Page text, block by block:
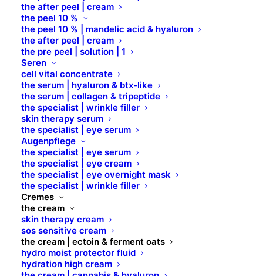
the after peel | cream
the peel 10 %
the peel 10 % | mandelic acid & hyaluron
the after peel | cream
the pre peel | solution | 1
Seren
cell vital concentrate
the serum | hyaluron & btx-like
the serum | collagen & tripeptide
the specialist | wrinkle filler
skin therapy serum
the specialist | eye serum
Augenpflege
the specialist | eye serum
the specialist | eye cream
the specialist | eye overnight mask
the specialist | wrinkle filler
Cremes
the cream
skin therapy cream
sos sensitive cream
the cream | ectoin & ferment oats
hydro moist protector fluid
hydration high cream
the cream | ectoin &
fermented oats
arginine | ballon vine | bisabolol
prebiotic | sos | anti redness
24 h